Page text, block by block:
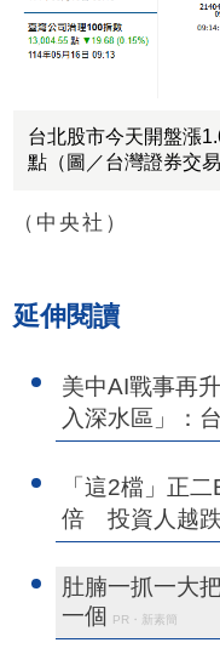
台北股市今天開盤漲
點（圖／台灣證券交易
（中央社）
延伸閱讀
美中AI戰事再
入深水區」：
「這2檔」正
倍 投資人越
肚腩一抓一大
一個
PR・新素簡